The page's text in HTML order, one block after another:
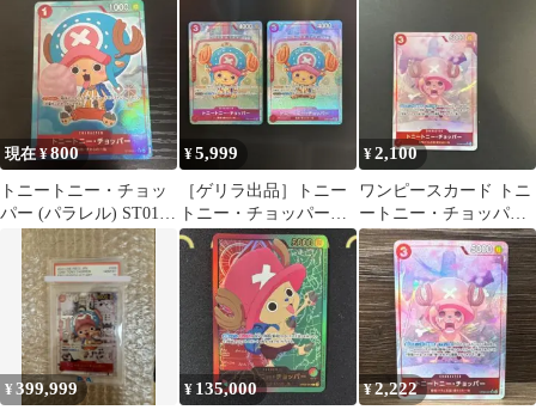
EB01-006
現在 ¥800
トニートニー・チョッ
パー (パラレル) ST01-
006
¥5,999
［ゲリラ出品］トニー
トニー・チョッパー
EB01-006 SR パラレ
ル 2枚
¥2,100
ワンピースカード トニ
ートニー・チョッパー
OP08-007 SR パラレル
¥399,999 ¥ 135,000 ¥2,222